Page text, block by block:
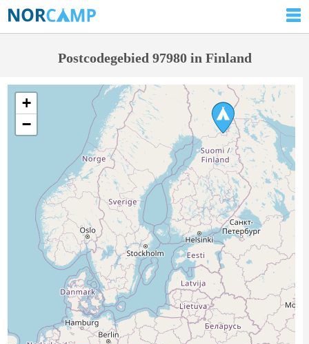
Postcodegebied 97980 in Finland
+
−